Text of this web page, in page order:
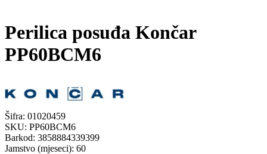
Perilica posuđa Končar
PP60BCM6
Šifra: 01020459
SKU: PP60BCM6
Barkod: 3858884339399
Jamstvo (mjeseci): 60